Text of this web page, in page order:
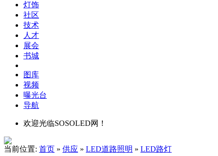
灯饰
社区
技术
人才
展会
书城
图库
视频
曝光台
导航
欢迎光临SOSOLED网！
当前位置: 首页 » 供应 » LED道路照明 » LED路灯